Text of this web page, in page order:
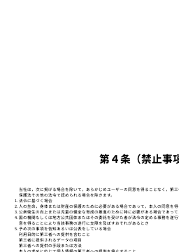
第４条（禁止事
当社は，次に掲げる場合を除いて，あらかじめユーザーの同意を得ることなく，第
保護法その他の法令で認められる場合を除きます。
法令に基づく場合
人の生命，身体または財産の保護のために必要がある場合であって，本人の同意を
公衆衛生の向上または児童の健全な育成の推進のために特に必要がある場合であっ
国の機関もしくは地方公共団体またはその委託を受けた者が法令の定める事務を遂
意を得ることにより当該事務の遂行に支障を及ぼすおそれがあるとき
予め次の事項を告知あるいは公表をしている場合
利用目的に第三者への提供を含むこと
第三者に提供されるデータの項目
第三者への提供の手段または方法